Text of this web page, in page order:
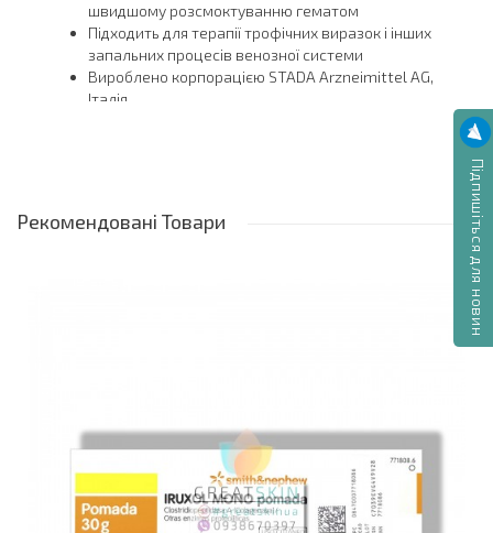
Підпишіться для новин
швидшому розсмоктуванню гематом
Підходить для терапії трофічних виразок і інших
запальних процесів венозної системи
Вироблено корпорацією STADA Arzneimittel AG,
Італія
Допоміжні речовини: ізопропанол, поліакрилова
Побічні ефекти
Відомі побічні реакції відсутні
Застосування
Рекомендовані Товари